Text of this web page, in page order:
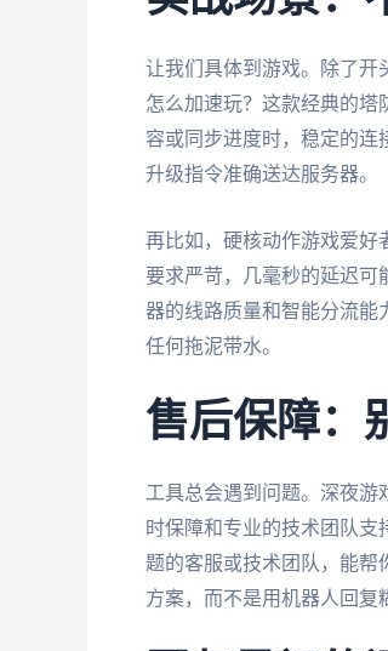
让我们具体到游戏。除了开
怎么加速玩？这款经典的塔
容或同步进度时，稳定的连
升级指令准确送达服务器。
再比如，硬核动作游戏爱好
要求严苛，几毫秒的延迟可
器的线路质量和智能分流能
任何拖泥带水。
售后保障：
工具总会遇到问题。深夜游
时保障和专业的技术团队支
题的客服或技术团队，能帮
方案，而不是用机器人回复